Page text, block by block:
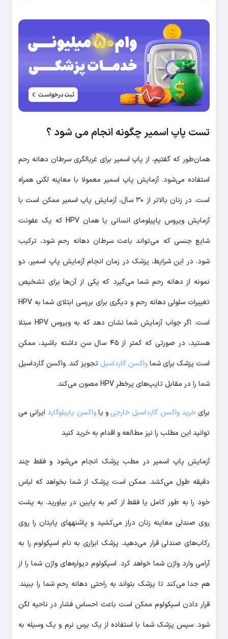
تست پاپ اسمیر چگونه انجام می‌ شود ؟
همان‌طور که گفتیم، از پاپ اسمیر برای غربالگری سرطان دهانه رحم
استفاده می‌شود. آزمایش پاپ اسمیر معمولا با معاینه لگنی همراه
است. در زنان بالاتر از ۳۰ سال، آزمایش پاپ اسمیر ممکن است با
آزمایش ویروس پاپیلومای انسانی یا همان HPV که یک عفونت
شایع جنسی که می‌تواند باعث سرطان دهانه رحم شود، ترکیب
شود. در این شرایط، پزشک در زمان انجام آزمایش پاپ اسمیر، دو
نمونه از دهانه رحم شما می‌گیرد که یکی از آن‌ها برای تشخیص
تغییرات سلولی دهانه رحم و دیگری برای بررسی ابتلای شما به HPV
است. اگر جواب آزمایش شما نشان دهد که به ویروس HPV مبتلا
هستید، در صورتی که کمتر از ۴۵ سال سن داشته باشید، ممکن
است پزشک برای شماواکسن گارداسیل تجویز کند. واکسن گارداسیل
شما را در مقابل تایپ‌های پرخطر HPV مصون می‌کند.
برایخرید واکسن گارداسیل خارجی و یاواکسن پاپیلوگارد ایرانی می
توانید این مطلب را نیز مطالعه و اقدام به خرید کنید
آزمایش پاپ اسمیر در مطب پزشک انجام می‌شود و فقط چند
دقیقه طول می‌کشد. ممکن است پزشک از شما بخواهد که لباس
خود را به طور کامل یا فقط از کمر به پایین در بیاورید. به پشت
روی صندلی معاینه زنان دراز می‌کشید و پاشنه‎های پایتان را روی
رکاب‌های صندلی قرار می‌دهید. پزشک ابزاری به نام اسپکولوم را به
آرامی وارد واژن شما خواهد کرد. اسپکولوم دیواره‌های واژن شما را از
هم جدا می‌کند تا پزشک بتواند به راحتی دهانه رحم شما را ببیند.
قرار دادن اسپکولوم ممکن است باعث احساس فشار در ناحیه لگن
شود. سپس پزشک شما با استفاده از یک برس نرم و یک وسیله به